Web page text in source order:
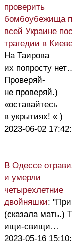
проверить
бомбоубежища
всей Украине
трагедии в
На Таирова
их попросту
Проверяй-
не проверяй.)
«оставайтесь
в укрытиях! « )
2023-06-02
В Одессе
и умерли
четырехлетние
двойняшки:
(сказала мать.)
ищи-свищи…
2023-05-16